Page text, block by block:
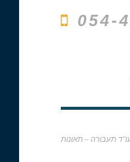
054-
תעבורה – תאונות